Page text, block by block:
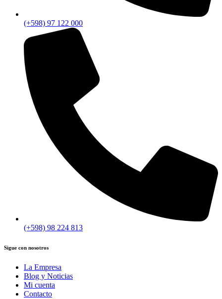
(+598) 97 122 000
(+598) 98 224 813
Sigue con nosotros
La Empresa
Blog y Noticias
Mi cuenta
Contacto